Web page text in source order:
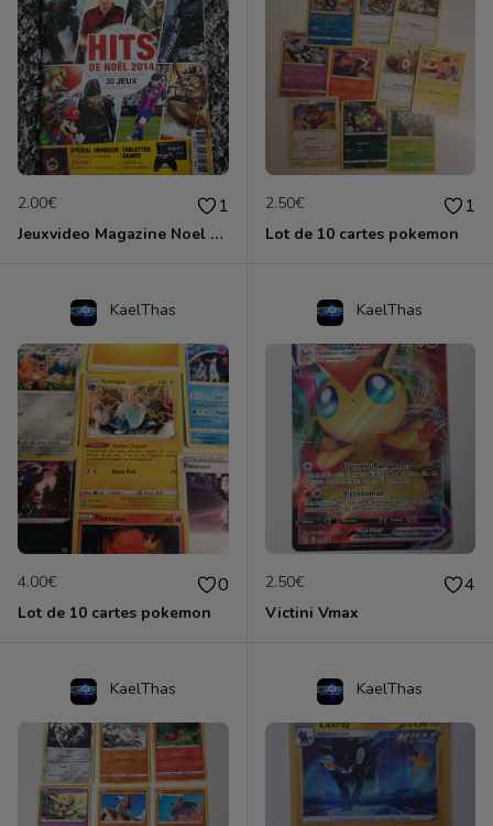
2.00€ 1
Jeuxvideo Magazine Noel 2014
2.50€ 1
Lot de 10 cartes pokemon
KaelThas
4.00€ 0
Lot de 10 cartes pokemon
KaelThas
2.50€ 4
Victini Vmax
KaelThas KaelThas